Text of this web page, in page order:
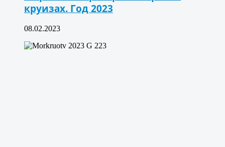
круизах. Год 2023
08.02.2023